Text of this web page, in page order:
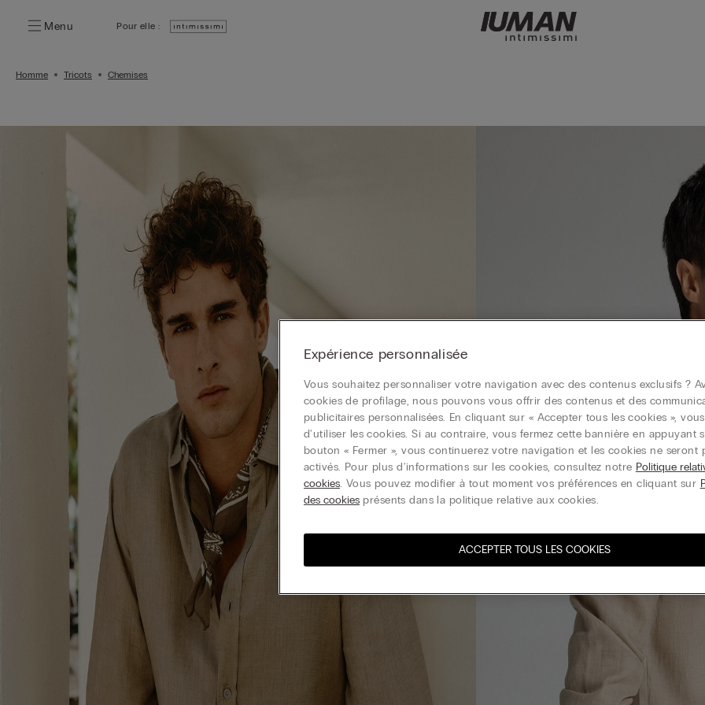
Menu Pour elle :
Homme Tricots Chemises
Expérience personnalisée
Vous souhaitez personnaliser votre navigation avec des contenus exclusifs ?
cookies de profilage, nous pouvons vous offrir des contenus et des
publicitaires personnalisées. En cliquant sur « Accepter tous les cookies »,
d'utiliser les cookies. Si au contraire, vous fermez cette bannière en appuyant
bouton « Fermer », vous continuerez votre navigation et les cookies ne seront
activés. Pour plus d'informations sur les cookies, consultez notre Politique
cookies. Vous pouvez modifier à tout moment vos préférences en cliquant sur
des cookies présents dans la politique relative aux cookies.
ACCEPTER TOUS LES COOKIES